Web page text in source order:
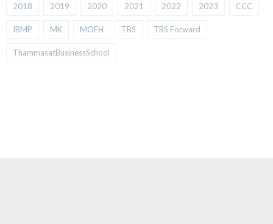
2018 2019 2020 2021 2022 2023 CCC
IBMP MK MOEH TBS TBS Forward
ThammasatBusinessSchool